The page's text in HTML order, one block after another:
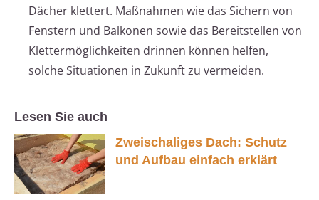
Dächer klettert. Maßnahmen wie das Sichern von
Fenstern und Balkonen sowie das Bereitstellen von
Klettermöglichkeiten drinnen können helfen,
solche Situationen in Zukunft zu vermeiden.
Lesen Sie auch
Zweischaliges Dach: Schutz
und Aufbau einfach erklärt